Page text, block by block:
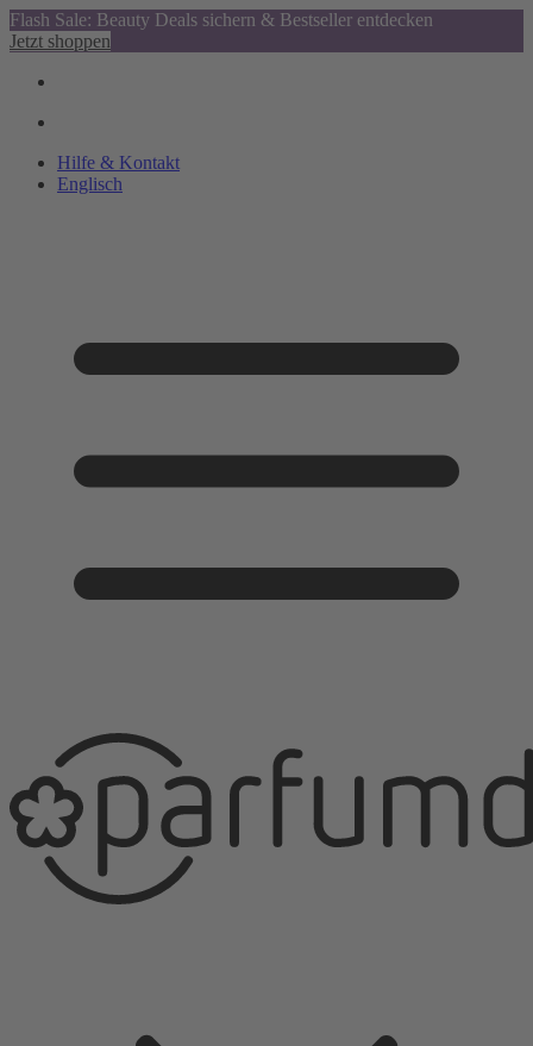
Flash Sale: Beauty Deals sichern & Bestseller entdecken
Jetzt shoppen
Hilfe & Kontakt
Englisch